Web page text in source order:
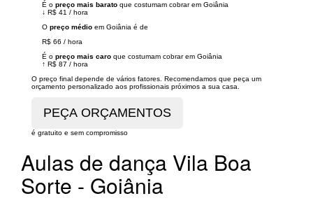
É o preço mais barato que costumam cobrar em Goiânia
↓ R$ 41 / hora
O preço médio em Goiânia é de
R$ 66 / hora
É o preço mais caro que costumam cobrar em Goiânia
↑ R$ 87 / hora
O preço final depende de vários fatores. Recomendamos que peça um
orçamento personalizado aos profissionais próximos a sua casa.
é gratuito e sem compromisso
Aulas de dança Vila Boa
Sorte - Goiânia